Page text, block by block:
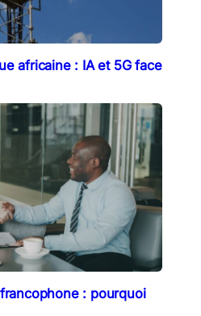
africaine : IA et 5G face
: pourquoi